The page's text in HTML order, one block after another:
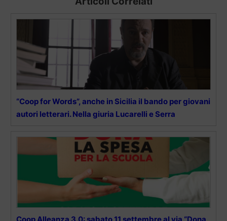
“Coop for Words”, anche in Sicilia il bando per giovani
autori letterari. Nella giuria Lucarelli e Serra